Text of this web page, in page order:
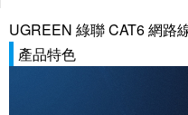
UGREEN 綠聯 CAT6 網路
產品特色